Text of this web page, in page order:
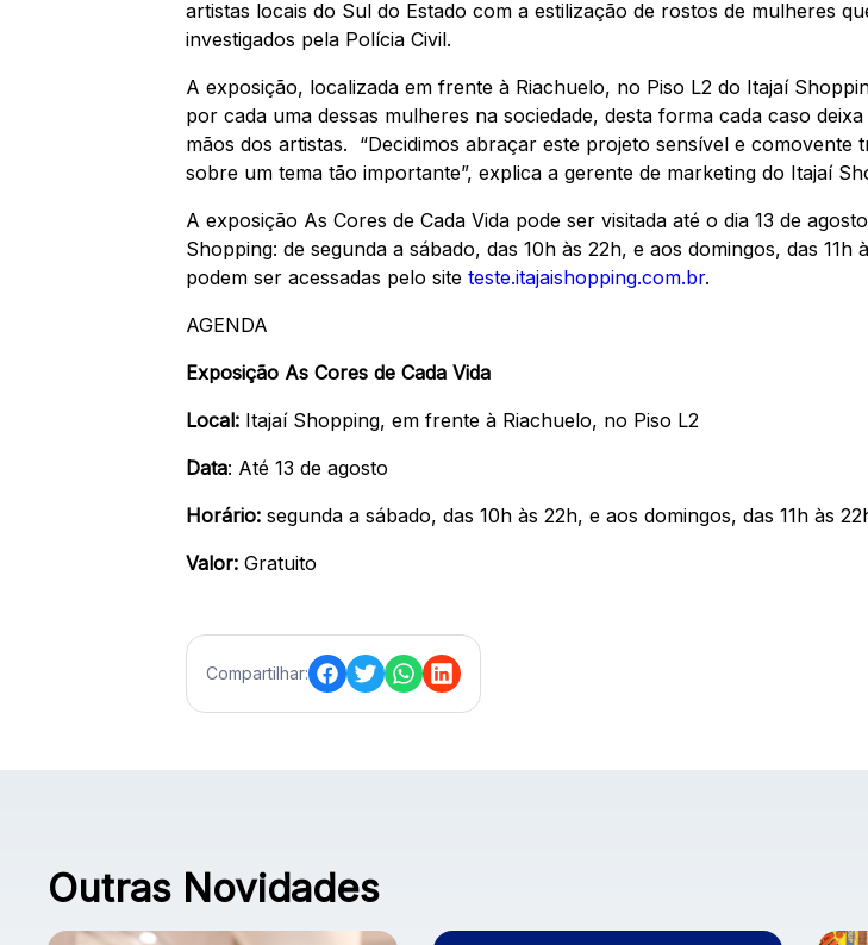
artistas locais do Sul do Estado com a estilização de rostos de mulheres
investigados pela Polícia Civil.
A exposição, localizada em frente à Riachuelo, no Piso L2 do Itajaí
por cada uma dessas mulheres na sociedade, desta forma cada caso
mãos dos artistas. “Decidimos abraçar este projeto sensível e
sobre um tema tão importante”, explica a gerente de marketing do Itajaí
A exposição As Cores de Cada Vida pode ser visitada até o dia 13 de
Shopping: de segunda a sábado, das 10h às 22h, e aos domingos, das
podem ser acessadas pelo site teste.itajaishopping.com.br.
AGENDA
Exposição As Cores de Cada Vida
Local: Itajaí Shopping, em frente à Riachuelo, no Piso L2
Data: Até 13 de agosto
Horário: segunda a sábado, das 10h às 22h, e aos domingos, das 11h às
Valor: Gratuito
Compartilhar:
Outras Novidades